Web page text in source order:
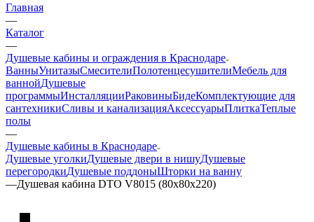
Главная
—
Каталог
—
Душевые кабины и ограждения в Краснодаре
ВанныУнитазыСмесителиПолотенцесушителиМебель для
ваннойДушевые
программыИнсталляцииРаковиныБидеКомплектующие для
сантехникиСливы и канализацияАксессуарыПлиткаТеплые
полы
—
Душевые кабины в Краснодаре
Душевые уголкиДушевые двери в нишуДушевые
перегородкиДушевые поддоныШторки на ванну
—Душевая кабина DTO V8015 (80х80х220)